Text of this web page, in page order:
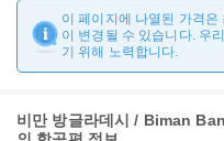
이 페이지에 나열된 가격은
이 변경될 수 있습니다. 우
기 위해 노력합니다.
비만 방글라데시 / Biman